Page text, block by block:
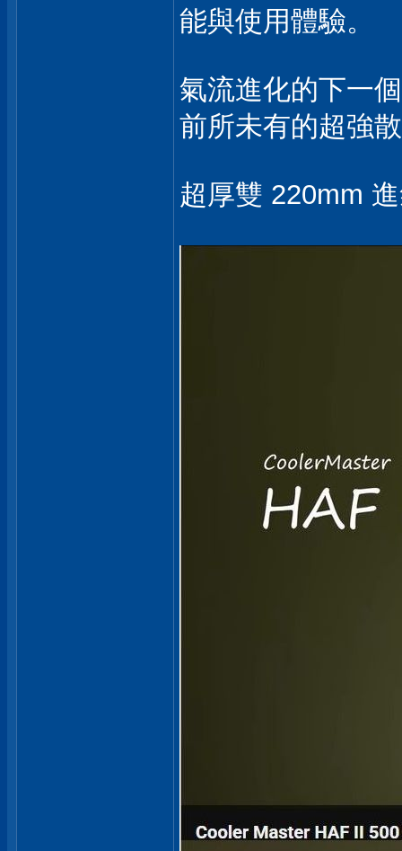
能與使用體驗。
氣流進化的下一
前所未有的超強
超厚雙 220mm